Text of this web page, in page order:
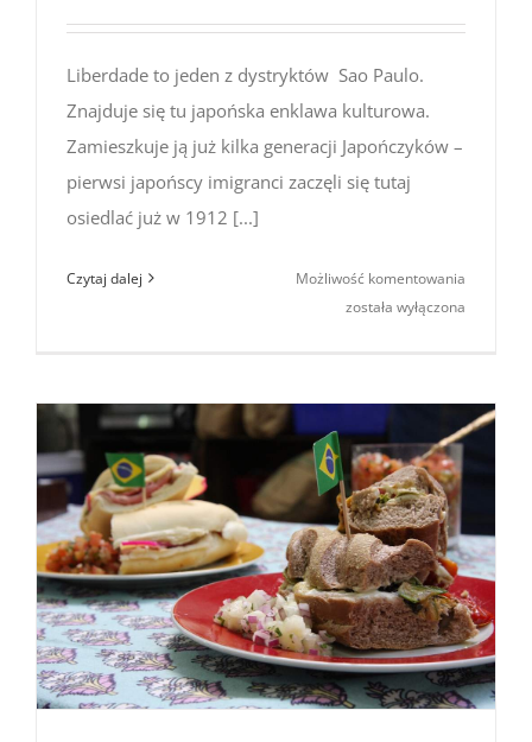
Liberdade to jeden z dystryktów Sao Paulo.
Znajduje się tu japońska enklawa kulturowa.
Zamieszkuje ją już kilka generacji Japończyków –
pierwsi japońscy imigranci zaczęli się tutaj
osiedlać już w 1912 [...]
Czytaj dalej Możliwość komentowania
w São
została wyłączona